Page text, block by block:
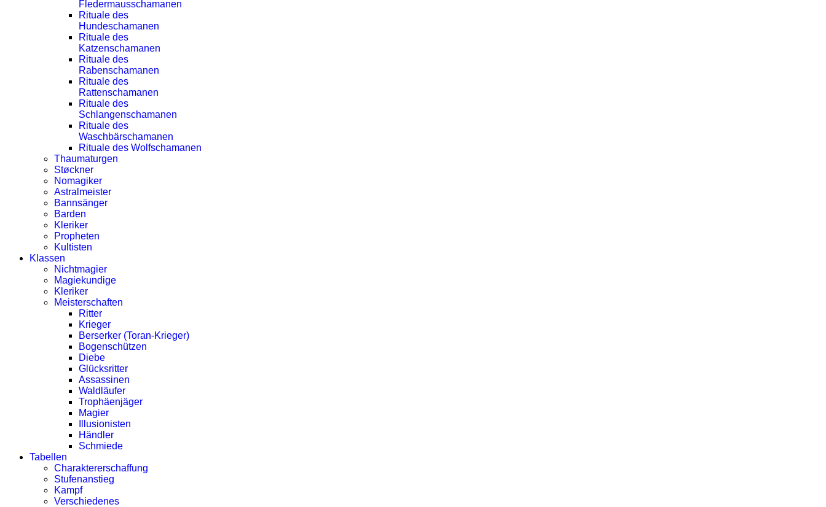
Fledermausschamanen
Rituale des
Hundeschamanen
Rituale des
Katzenschamanen
Rituale des
Rabenschamanen
Rituale des
Rattenschamanen
Rituale des
Schlangenschamanen
Rituale des
Waschbärschamanen
Rituale des Wolfschamanen
Thaumaturgen
Støckner
Nomagiker
Astralmeister
Bannsänger
Barden
Kleriker
Propheten
Kultisten
Klassen
Nichtmagier
Magiekundige
Kleriker
Meisterschaften
Ritter
Krieger
Berserker (Toran-Krieger)
Bogenschützen
Diebe
Glücksritter
Assassinen
Waldläufer
Trophäenjäger
Magier
Illusionisten
Händler
Schmiede
Tabellen
Charaktererschaffung
Stufenanstieg
Kampf
Verschiedenes